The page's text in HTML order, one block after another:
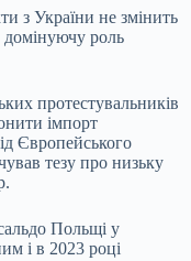
з України не змінить
домінуючу роль
протестувальників
імпорт
Європейського
тезу про низьку
Польщі у
і в 2023 році